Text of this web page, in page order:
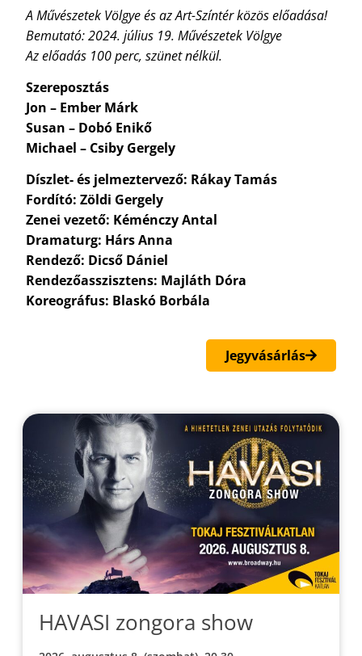
A Művészetek Völgye és az Art-Színtér közös előadása!
Bemutató: 2024. július 19. Művészetek Völgye
Az előadás 100 perc, szünet nélkül.
Szereposztás
Jon – Ember Márk
Susan – Dobó Enikő
Michael – Csiby Gergely
Díszlet- és jelmeztervező: Rákay Tamás
Fordító: Zöldi Gergely
Zenei vezető: Kéménczy Antal
Dramaturg: Hárs Anna
Rendező: Dicső Dániel
Rendezőasszisztens: Majláth Dóra
Koreográfus: Blaskó Borbála
Jegyvásárlás
HAVASI zongora show